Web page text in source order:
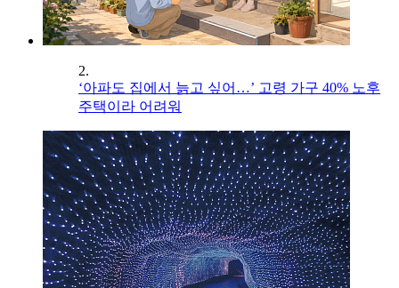
2.
‘아파도 집에서 늙고 싶어…’ 고령 가구 40% 노후
주택이라 어려워